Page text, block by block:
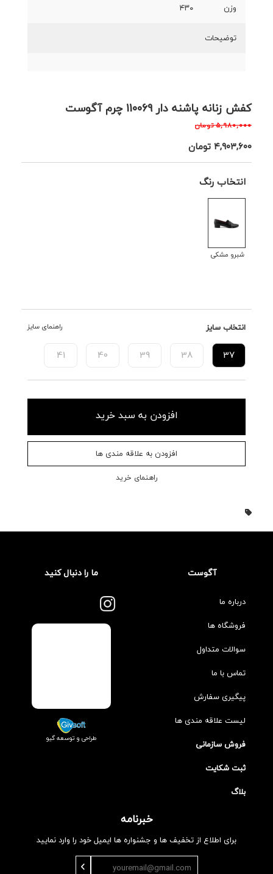
کفش زنانه پاشنه دار 110069 چرم آگوست
۵,۹۸۰,۰۰۰ تومان
۴,۹۰۳,۶۰۰تومان
انتخاب رنگ
شبرو مشکی
انتخاب سایز راهنمای سایز
37
38
39
40
41
افزودن به سبد خرید
افزودن به علاقه مندی ها
راهنمای خرید
وزن ۴۳۰
توضیحات
آگوست
درباره ما
فروشگاه ها
سوالات متداول
تماس با ما
پیگیری سفارش
لیست علاقه مندی ها
فروش سازمانی
ثبت شکایت
بلاگ
ما را دنبال کنید
طراحی و توسعه گیو
خبرنامه
برای اطلاع از تخفیف ها و جشنواره ها ایمیل خود را وارد نمایید